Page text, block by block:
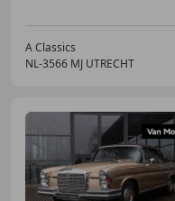
A Classics
NL-3566 MJ UTRECHT